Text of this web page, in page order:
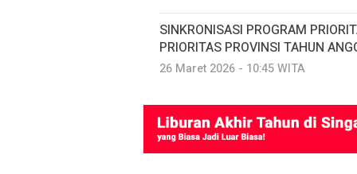
SINKRONISASI PROGRAM
PRIORITAS PROVINSI TAHUN
26 Maret 2026 - 10:45 WITA